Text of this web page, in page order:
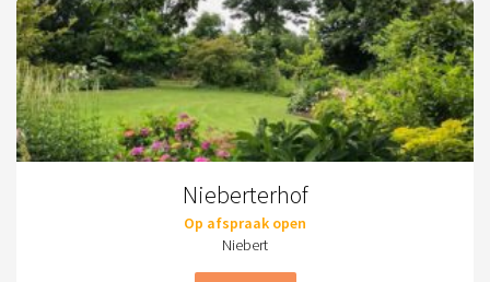
Nieberterhof
Op afspraak open
Niebert